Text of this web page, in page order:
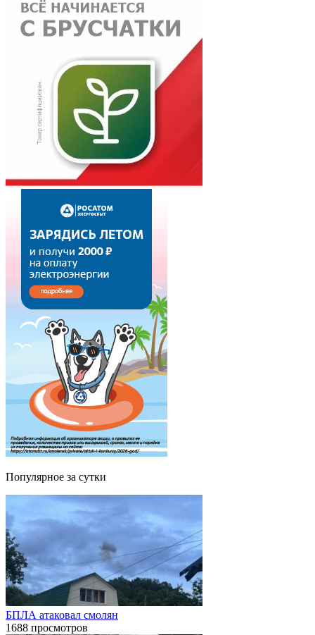
Популярное за сутки
БПЛА атаковал смолян
1688 просмотров